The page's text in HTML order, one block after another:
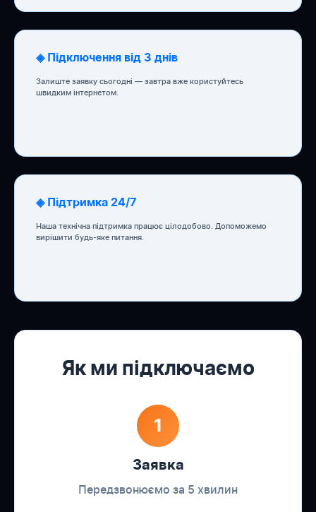
◈ Підключення від 3 днів
Залиште заявку сьогодні — завтра вже користуйтесь
швидким інтернетом.
◈ Підтримка 24/7
Наша технічна підтримка працює цілодобово. Допоможемо
вирішити будь-яке питання.
Як ми підключаємо
1
Заявка
Передзвонюємо за 5 хвилин